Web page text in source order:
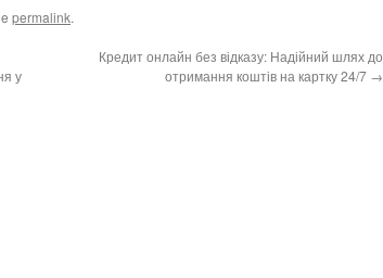
permalink.
у
Кредит онлайн без відказу: Надійний шлях до
отримання коштів на картку 24/7 →